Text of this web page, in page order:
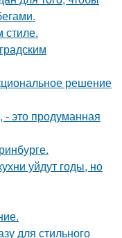
стиле.
решение
- это продуманная
уйдут годы, но
для стильного